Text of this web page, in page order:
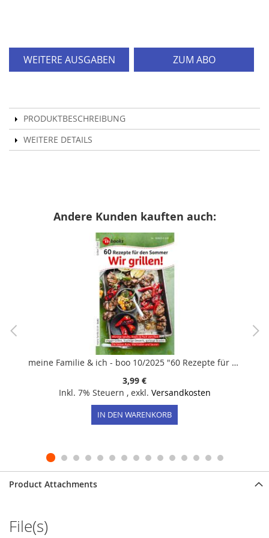
WEITERE AUSGABEN ZUM ABO
PRODUKTBESCHREIBUNG
WEITERE DETAILS
Andere Kunden kauften auch:
meine Familie & ich - boo 10/2025 "60 Rezepte für den Sommer - Wir grillen!"
3,99 €
Inkl. 7% Steuern , exkl. Versandkosten
IN DEN WARENKORB
Product Attachments
File(s)